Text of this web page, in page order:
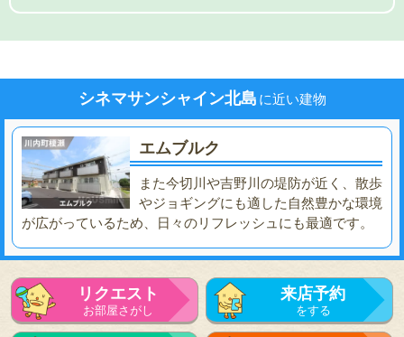
シネマサンシャイン北島 に近い建物
エムブルク
また今切川や吉野川の堤防が近く、散歩
やジョギングにも適した自然豊かな環境
が広がっているため、日々のリフレッシュにも最適です。
リクエスト
お部屋さがし
来店予約
をする